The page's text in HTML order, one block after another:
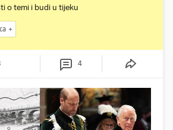
o temi i budi u tijeku
4